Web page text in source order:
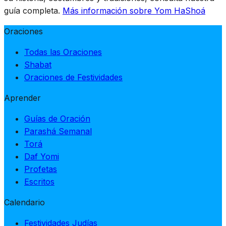
guía completa. Más información sobre Yom HaShoá
Oraciones
Todas las Oraciones
Shabat
Oraciones de Festividades
Aprender
Guías de Oración
Parashá Semanal
Torá
Daf Yomi
Profetas
Escritos
Calendario
Festividades Judías